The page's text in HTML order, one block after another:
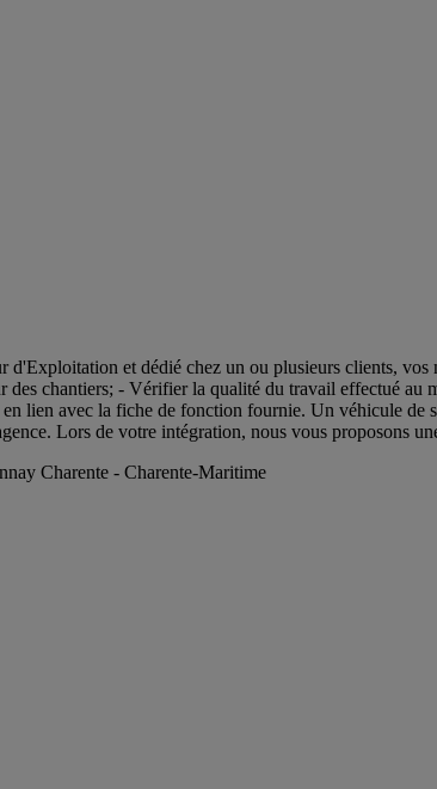
d'Exploitation et dédié chez un ou plusieurs clients,
des chantiers; - Vérifier la qualité du travail effectué
lien avec la fiche de fonction fournie. Un véhicule
Lors de votre intégration, nous vous proposons
Charente - Charente-Maritime